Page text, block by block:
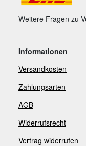
Weitere Fragen zu
Informationen
Versandkosten
Zahlungsarten
AGB
Widerrufsrecht
Vertrag widerrufen